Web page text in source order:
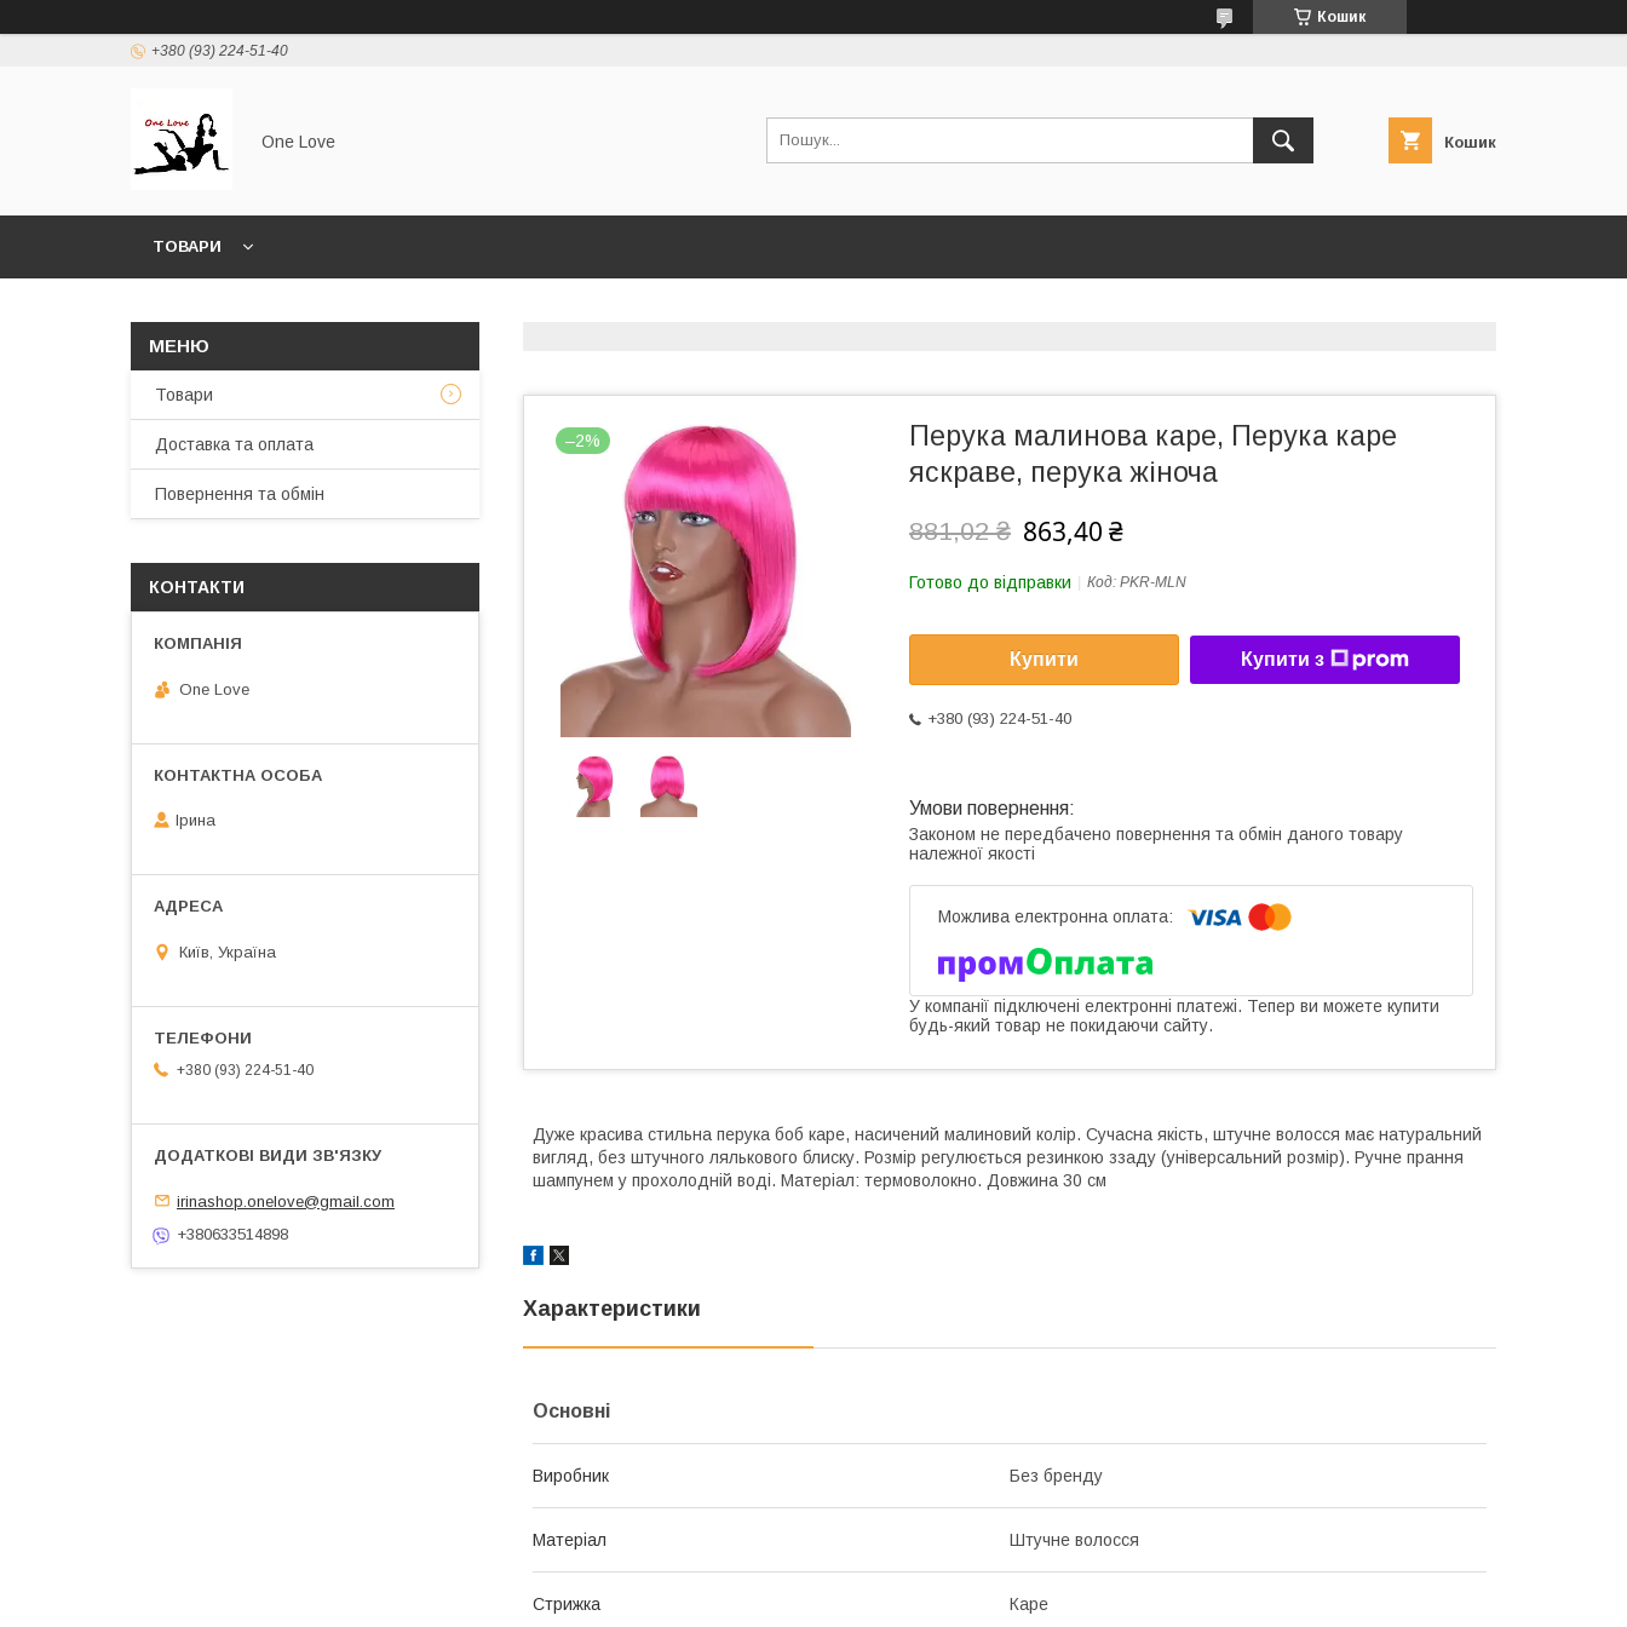
Кошик
+380 (93) 224-51-40
One Love Кошик
ТОВАРИ
–2%
Перука малинова каре, Перука каре
яскраве, перука жіноча
881,02 ₴ 863,40 ₴
Готово до відправки Код: PKR-MLN
Купити Купити з
+380 (93) 224-51-40
Законом не передбачено повернення та обмін даного товару
належної якості
У компанії підключені електронні платежі. Тепер ви можете купити
будь-який товар не покидаючи сайту.
Дуже красива стильна перука боб каре, насичений малиновий колір. Сучасна якість, штучне волосся має натуральний
вигляд, без штучного лялькового блиску. Розмір регулюється резинкою ззаду (універсальний розмір). Ручне прання
шампунем у прохолодній воді. Матеріал: термоволокно. Довжина 30 см
Характеристики
Основні
Виробник Без бренду
Матеріал Штучне волосся
Стрижка Каре
Товари
Доставка та оплата
Повернення та обмін
КОНТАКТИ
One Love
Ірина
Київ, Україна
+380 (93) 224-51-40
irinashop.onelove@gmail.com
+380633514898